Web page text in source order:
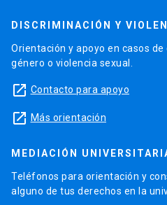
DISCRIMINACIÓN Y
Orientación y apoyo en casos
género o violencia sexual.
launch Contacto para apoyo
launch Más orientación
MEDIACIÓN
Teléfonos para orientación y
alguno de tus derechos en la